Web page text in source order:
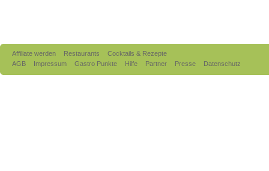
Affiliate werden Restaurants
Cocktails & Rezepte
AGB
Impressum Gastro Punkte Hilfe Partner Presse Datenschutz